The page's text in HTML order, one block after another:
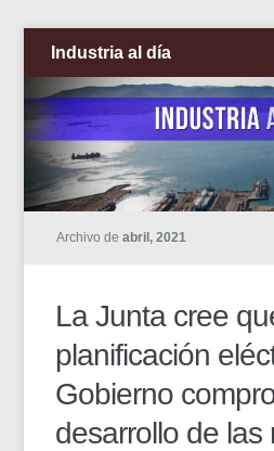
Industria al día
Archivo deabril, 2021
La Junta cree
planificación
Gobierno
desarrollo de las